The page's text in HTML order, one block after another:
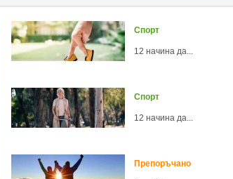
Спорт
12 начина да...
Спорт
12 начина да...
Препоръчано